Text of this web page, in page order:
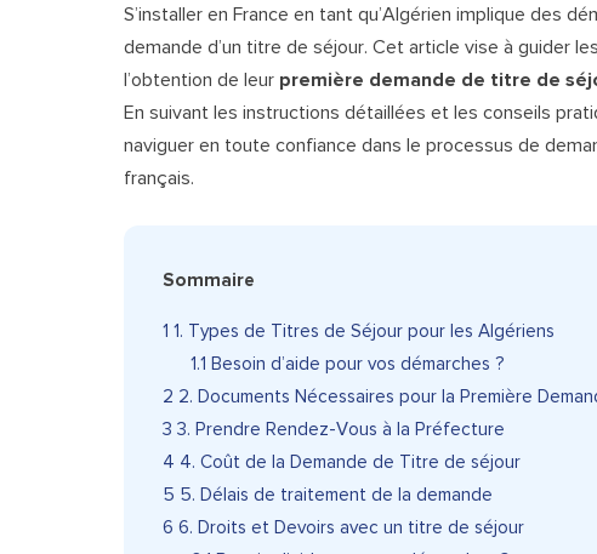
S’installer en France en tant qu’Algérien implique des
demande d’un titre de séjour. Cet article vise à guider
l’obtention de leur première demande de titre de
En suivant les instructions détaillées et les conseils
naviguer en toute confiance dans le processus de
français.
Sommaire
1 1. Types de Titres de Séjour pour les Algériens
1.1 Besoin d’aide pour vos démarches ?
2 2. Documents Nécessaires pour la Première
3 3. Prendre Rendez-Vous à la Préfecture
4 4. Coût de la Demande de Titre de séjour
5 5. Délais de traitement de la demande
6 6. Droits et Devoirs avec un titre de séjour